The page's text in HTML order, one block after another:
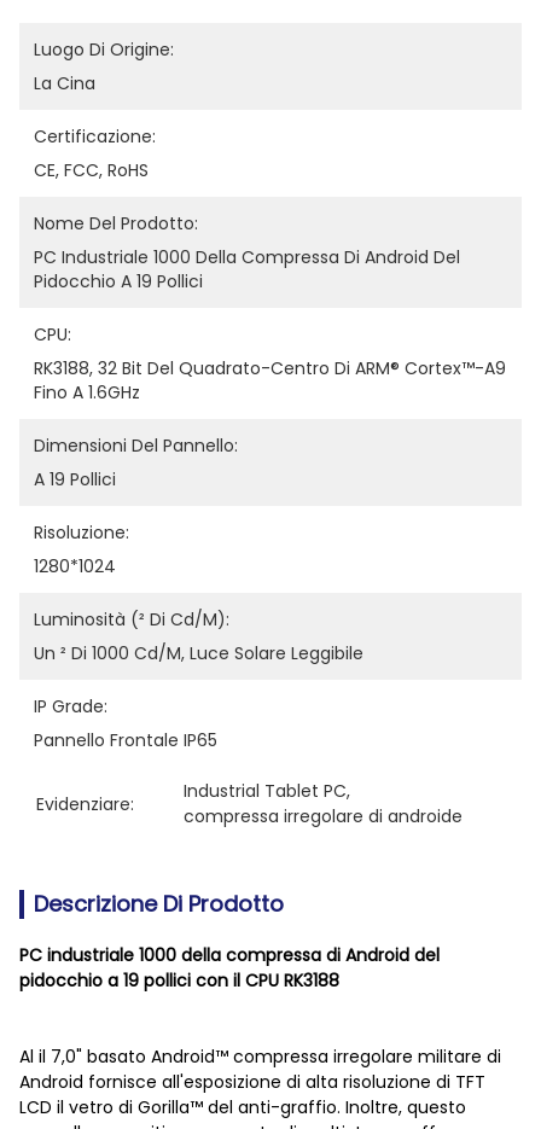
Luogo Di Origine:
La Cina
Certificazione:
CE, FCC, RoHS
Nome Del Prodotto:
PC Industriale 1000 Della Compressa Di Android Del
Pidocchio A 19 Pollici
CPU:
RK3188, 32 Bit Del Quadrato-Centro Di ARM® Cortex™-A9
Fino A 1.6GHz
Dimensioni Del Pannello:
A 19 Pollici
Risoluzione:
1280*1024
Luminosità (² Di Cd/m):
Un ² Di 1000 Cd/m, Luce Solare Leggibile
IP Grade:
Pannello Frontale IP65
Evidenziare:
Industrial Tablet PC,
compressa irregolare di androide
Descrizione Di Prodotto
PC industriale 1000 della compressa di Android del
pidocchio a 19 pollici con il CPU RK3188
Al il 7,0" basato Android™ compressa irregolare militare di
Android fornisce all'esposizione di alta risoluzione di TFT
LCD il vetro di Gorilla™ del anti-graffio. Inoltre, questo